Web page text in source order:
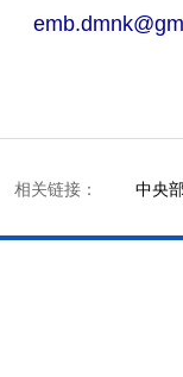
相关链接： 中央